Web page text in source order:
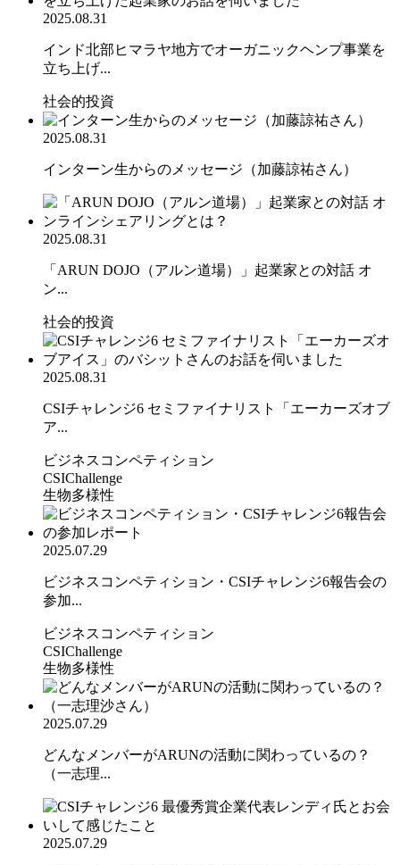
2025.08.31
インド北部ヒマラヤ地方でオーガニックヘンプ事業を
立ち上げ...
社会的投資
2025.08.31
インターン生からのメッセージ（加藤諒祐さん）
2025.08.31
「ARUN DOJO（アルン道場）」起業家との対話 オ
ン...
社会的投資
2025.08.31
CSIチャレンジ6 セミファイナリスト「エーカーズオブ
ア...
ビジネスコンペティション
CSIChallenge
生物多様性
2025.07.29
ビジネスコンペティション・CSIチャレンジ6報告会の
参加...
ビジネスコンペティション
CSIChallenge
生物多様性
2025.07.29
どんなメンバーがARUNの活動に関わっているの？
（一志理...
2025.07.29